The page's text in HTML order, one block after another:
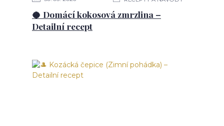
🥥 Domácí kokosová zmrzlina –
Detailní recept